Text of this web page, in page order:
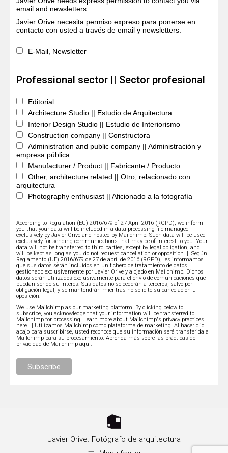
email and newsletters.
Javier Orive necesita permiso expreso para ponerse en
contacto con usted a través de email y newsletters.
E-Mail, Newsletter
Professional sector || Sector profesional
Editorial
Architecture Studio || Estudio de Arquitectura
Interior Design Studio || Estudio de Interiorismo
Construction company || Constructora
Administration and public company || Administración y
empresa pública
Manufacturer / Product || Fabricante / Producto
Other, architecture related || Otro, relacionado con
arquitectura
Photography enthusiast || Aficionado a la fotografía
According to Regulation (EU) 2016/679 of 27 April 2016 (RGPD), we inform
you that your data will be included in a data processing file managed
exclusively by Javier Orive and hosted by Mailchimp. Such data will be used
exclusively for sending communications that may be of interest to you. Your
data will not be transferred to third parties, except by legal obligation, and
will be kept as long as you do not request cancellation or opposition. || Según
Reglamento (UE) 2016/679 de 27 de abril de 2016 (RGPD), les informamos
que sus datos serán incluidos en un fichero de tratamiento de datos
gestionado exclusivamente por Javier Orive y alojado en Mailchimp. Dichos
datos serán utilizados exclusivamente para el envío de comunicaciones que
puedan ser de su interés. Sus datos no se cederán a terceros, salvo por
obligación legal, y se mantendrán mientras no solicite su cancelación u
oposición.
We use Mailchimp as our marketing platform. By clicking below to
subscribe, you acknowledge that your information will be transferred to
Mailchimp for processing. Learn more about Mailchimp's privacy practices
here. || Utilizamos Mailchimp como plataforma de marketing. Al hacer clic
abajo para suscribirse, usted reconoce que su información será transferida a
Mailchimp para su procesamiento.Aprenda más sobre las prácticas de
privacidad de Mailchimp aquí.
Javier Orive. Fotógrafo de arquitectura